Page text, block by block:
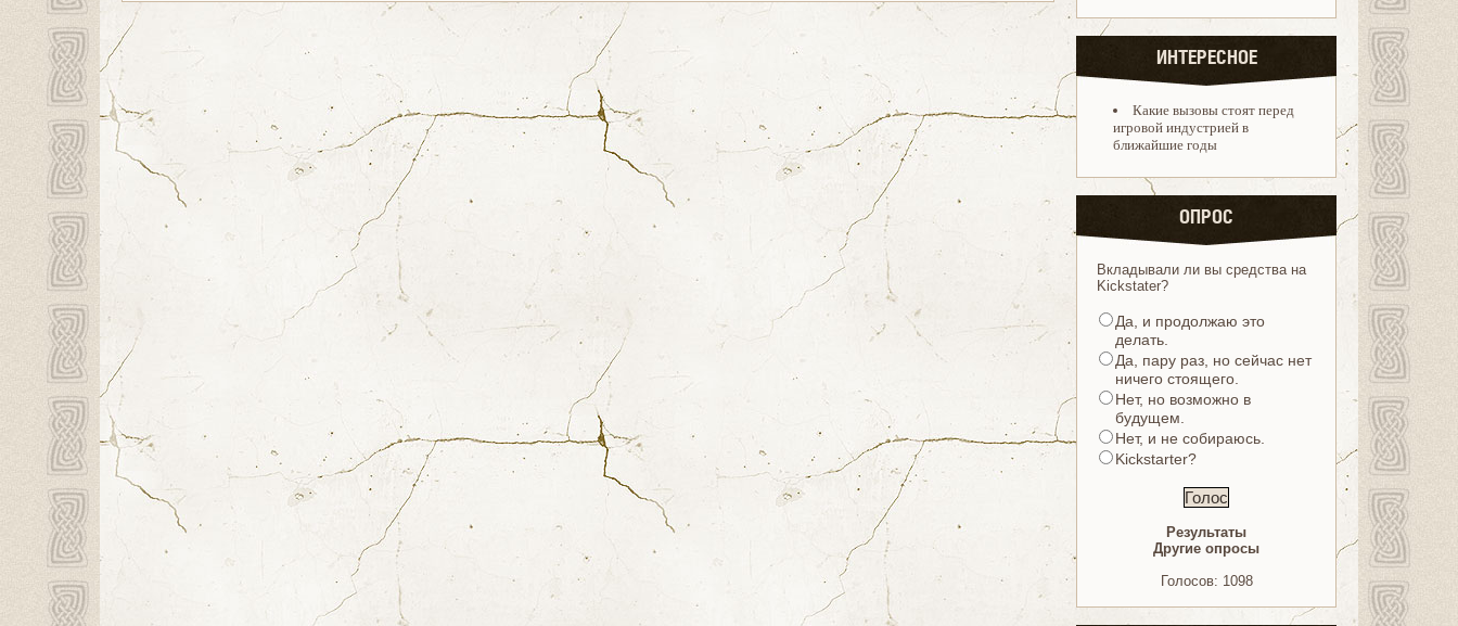
ИНТЕРЕСНОЕ
Какие вызовы стоят перед
игровой индустрией в
ближайшие годы
ОПРОС
Вкладывали ли вы средства на
Kickstater?
Да, и продолжаю это
делать.
Да, пару раз, но сейчас нет
ничего стоящего.
Нет, но возможно в
будущем.
Нет, и не собираюсь.
Kickstarter?
Результаты
Другие опросы
Голосов: 1098